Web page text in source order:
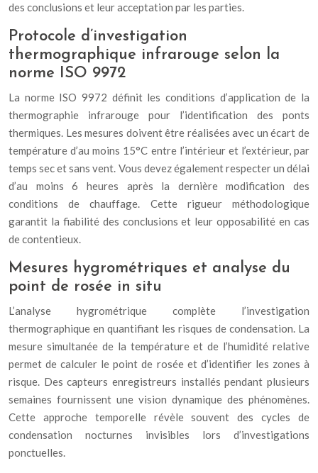
des conclusions et leur acceptation par les parties.
Protocole d’investigation
thermographique infrarouge selon la
norme ISO 9972
La norme ISO 9972 définit les conditions d’application de la
thermographie infrarouge pour l’identification des ponts
thermiques. Les mesures doivent être réalisées avec un écart de
température d’au moins 15°C entre l’intérieur et l’extérieur, par
temps sec et sans vent. Vous devez également respecter un délai
d’au moins 6 heures après la dernière modification des
conditions de chauffage. Cette rigueur méthodologique
garantit la fiabilité des conclusions et leur opposabilité en cas
de contentieux.
Mesures hygrométriques et analyse du
point de rosée in situ
L’analyse hygrométrique complète l’investigation
thermographique en quantifiant les risques de condensation. La
mesure simultanée de la température et de l’humidité relative
permet de calculer le point de rosée et d’identifier les zones à
risque. Des capteurs enregistreurs installés pendant plusieurs
semaines fournissent une vision dynamique des phénomènes.
Cette approche temporelle révèle souvent des cycles de
condensation nocturnes invisibles lors d’investigations
ponctuelles.